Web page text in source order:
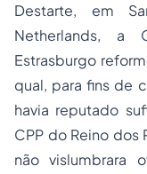
Destarte, em
Netherlands, a
Estrasburgo
qual, para fins de
havia reputado
CPP do Reino dos
não vislumbrara